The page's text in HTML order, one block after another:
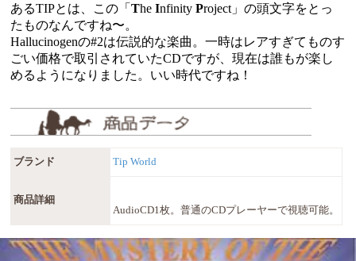
あるTIPとは、この「TheInfinityProject」の頭文字をとっ
たものなんですね〜。
Hallucinogenの#2は伝説的な楽曲。一時はレアすぎてものす
ごい価格で取引されていたCDですが、現在は誰もが楽し
めるようになりました。いい時代ですね！
ブランド Tip World
商品詳細
AudioCD1枚。普通のCDプレーヤーで視聴可能。